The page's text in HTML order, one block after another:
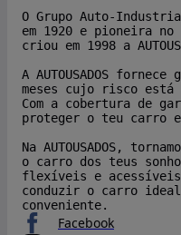
O Grupo Auto-
em 1920 e pioneira
criou em 1998 a
A AUTOUSADOS
meses cujo risco está
Com a cobertura de
proteger o teu carro
Na AUTOUSADOS,
o carro dos teus
flexíveis e
conduzir o carro
conveniente.
Facebook